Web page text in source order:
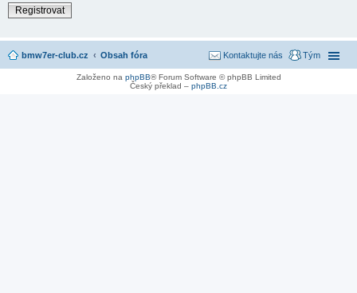
Registrovat
bmw7er-club.cz Obsah fóra Tým
Kontaktujte nás
Založeno na phpBB® Forum Software © phpBB Limited
Český překlad – phpBB.cz